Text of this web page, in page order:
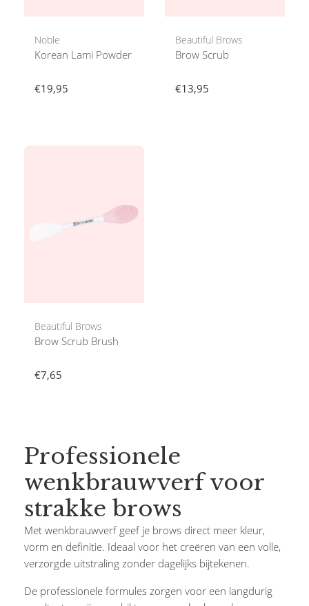
Noble
Korean Lami Powder
€19,95
Beautiful Brows
Brow Scrub
€13,95
Beautiful Brows
Brow Scrub Brush
€7,65
Professionele
wenkbrauwverf voor
strakke brows
Met wenkbrauwverf geef je brows direct meer kleur,
vorm en definitie. Ideaal voor het creëren van een volle,
verzorgde uitstraling zonder dagelijks bijtekenen.
De professionele formules zorgen voor een langdurig